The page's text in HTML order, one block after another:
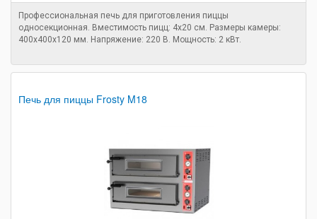
Профессиональная печь для приготовления пиццы
односекционная. Вместимость пицц: 4х20 см. Размеры камеры:
400х400х120 мм. Напряжение: 220 В. Мощность: 2 кВт.
Печь для пиццы Frosty M18